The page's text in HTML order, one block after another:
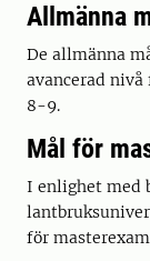
Allmänna
De allmänna
avancerad nivå
8-9.
Mål för
I enlighet med
för